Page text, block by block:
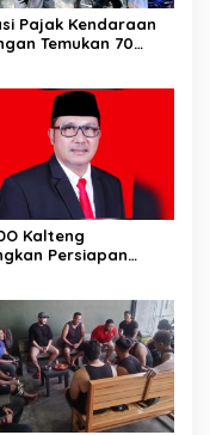
Pajak Kendaraan
Temukan 70
Kalteng
Persiapan